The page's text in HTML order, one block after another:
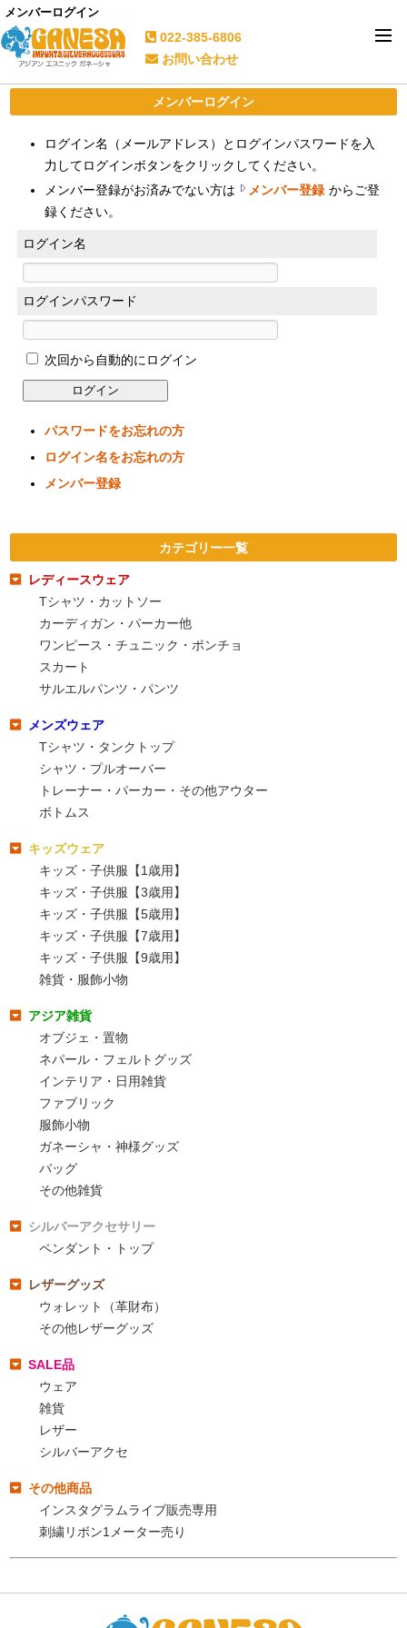
メンバーログイン
022-385-6806
お問い合わせ
メンバーログイン
ログイン名（メールアドレス）とログインパスワードを入
力してログインボタンをクリックしてください。
メンバー登録がお済みでない方は
メンバー登録 からご登
録ください。
ログイン名
ログインパスワード
次回から自動的にログイン
パスワードをお忘れの方
ログイン名をお忘れの方
メンバー登録
カテゴリー一覧
レディースウェア
Tシャツ・カットソー
カーディガン・パーカー他
ワンピース・チュニック・ポンチョ
スカート
サルエルパンツ・パンツ
メンズウェア
Tシャツ・タンクトップ
シャツ・プルオーバー
トレーナー・パーカー・その他アウター
ボトムス
キッズウェア
キッズ・子供服【1歳用】
キッズ・子供服【3歳用】
キッズ・子供服【5歳用】
キッズ・子供服【7歳用】
キッズ・子供服【9歳用】
雑貨・服飾小物
アジア雑貨
オブジェ・置物
ネパール・フェルトグッズ
インテリア・日用雑貨
ファブリック
服飾小物
ガネーシャ・神様グッズ
バッグ
その他雑貨
シルバーアクセサリー
ペンダント・トップ
レザーグッズ
ウォレット（革財布）
その他レザーグッズ
SALE品
ウェア
雑貨
レザー
シルバーアクセ
その他商品
インスタグラムライブ販売専用
刺繍リボン1メーター売り